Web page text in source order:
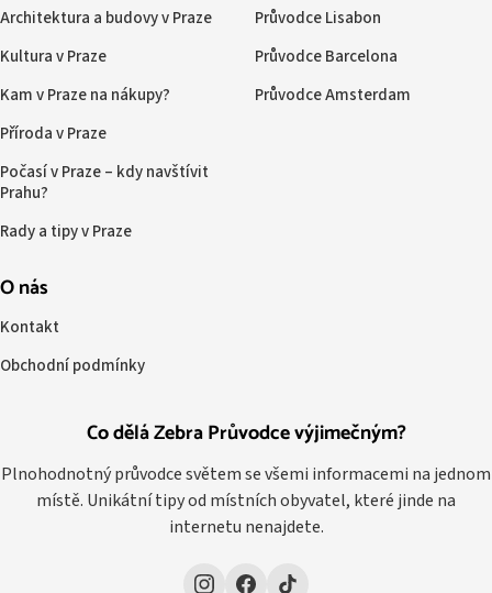
Co dělá Zebra Průvodce výjimečným?
Plnohodnotný průvodce světem se všemi informacemi na jednom
místě. Unikátní tipy od místních obyvatel, které jinde na
internetu nenajdete.
Architektura a budovy v Praze
Kultura v Praze
Kam v Praze na nákupy?
Příroda v Praze
Počasí v Praze – kdy navštívit
Prahu?
Rady a tipy v Praze
Průvodce Lisabon
Průvodce Barcelona
Průvodce Amsterdam
O nás
Kontakt
Obchodní podmínky